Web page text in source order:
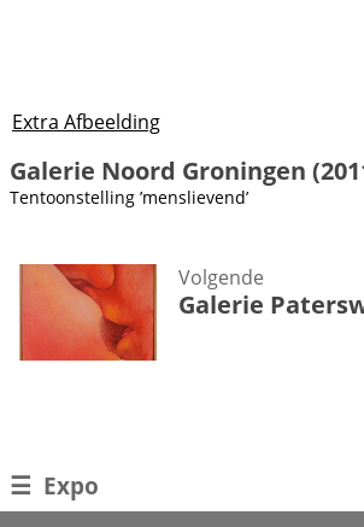
Extra Afbeelding
Galerie Noord Groningen
Tentoonstelling ’menslievend’
Volgende
☰ Expo